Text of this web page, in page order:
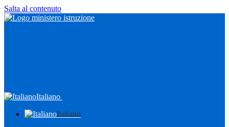
Salta al contenuto
Italiano
Italiano